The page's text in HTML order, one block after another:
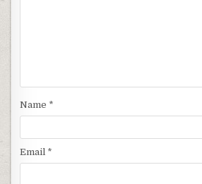
Name *
Email *